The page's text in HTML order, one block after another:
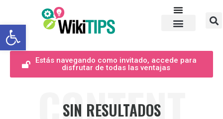
Abrir barra de herramientas
Estás navegando como invitado, accede para
disfrutar de todas las ventajas
SIN RESULTADOS